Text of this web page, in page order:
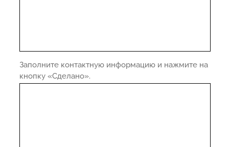
Заполните контактную информацию и нажмите на
кнопку «Сделано».